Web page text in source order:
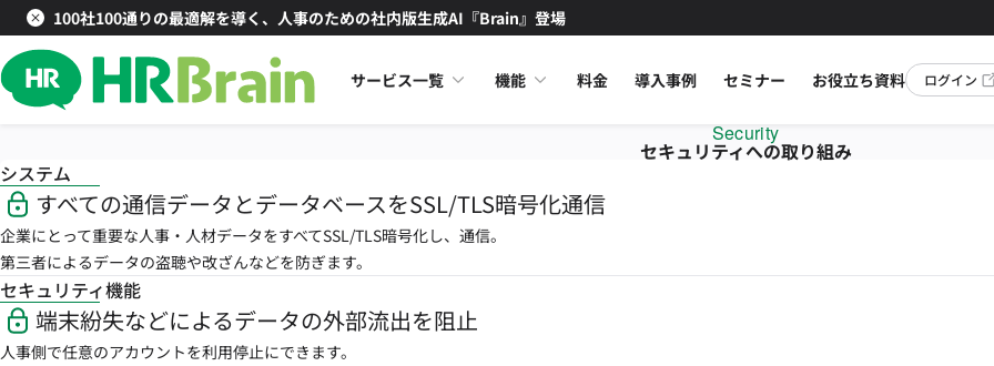
100社100通りの最適解を導く、人事のための社内版生成AI『Brain』登場
サービス一覧 機能 料金 導入事例 セミナー お役立ち資料 ログイン
Security
セキュリティへの取り組み
システム
すべての通信データとデータベースをSSL/TLS暗号化通信
企業にとって重要な人事・人材データをすべてSSL/TLS暗号化し、通信。
第三者によるデータの盗聴や改ざんなどを防ぎます。
セキュリティ機能
端末紛失などによるデータの外部流出を阻止
人事側で任意のアカウントを利用停止にできます。